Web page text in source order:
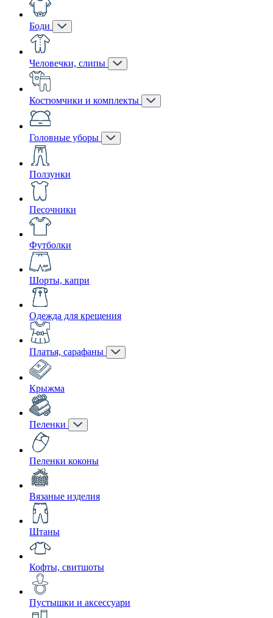
Боди
Человечки, слипы
Костюмчики и комплекты
Головные уборы
Ползунки
Песочники
Футболки
Шорты, капри
Одежда для крещения
Платья, сарафаны
Крыжма
Пеленки
Пеленки коконы
Вязаные изделия
Штаны
Кофты, свитшоты
Пустышки и аксессуари